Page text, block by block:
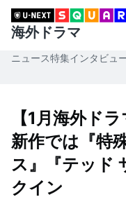
海外ドラマ
ニュース特集インタビュ
【1月海外ド
新作では『特
ス』『テッド
クイン